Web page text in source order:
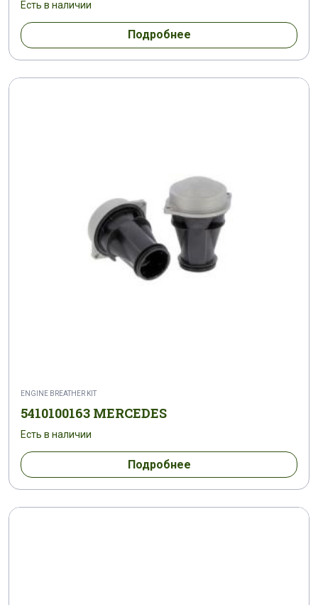
Есть в наличии
Подробнее
ENGINE BREATHER KIT
5410100163 MERCEDES
Есть в наличии
Подробнее